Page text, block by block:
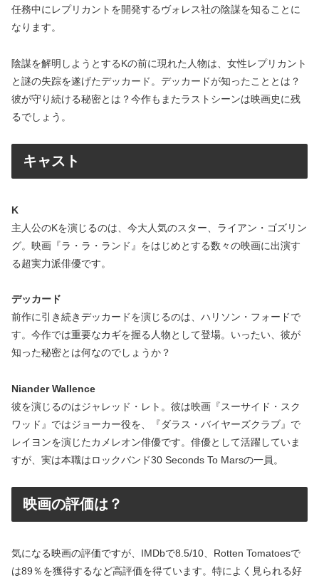
任務中にレプリカントを開発するヴォレス社の陰謀を知ることに
なります。
陰謀を解明しようとするKの前に現れた人物は、女性レプリカント
と謎の失踪を遂げたデッカード。デッカードが知ったこととは？
彼が守り続ける秘密とは？今作もまたラストシーンは映画史に残
るでしょう。
キャスト
K
主人公のKを演じるのは、今大人気のスター、ライアン・ゴズリン
グ。映画『ラ・ラ・ランド』をはじめとする数々の映画に出演す
る超実力派俳優です。
デッカード
前作に引き続きデッカードを演じるのは、ハリソン・フォードで
す。今作では重要なカギを握る人物として登場。いったい、彼が
知った秘密とは何なのでしょうか？
Niander Wallence
彼を演じるのはジャレッド・レト。彼は映画『スーサイド・スク
ワッド』ではジョーカー役を、『ダラス・バイヤーズクラブ』で
レイヨンを演じたカメレオン俳優です。俳優として活躍していま
すが、実は本職はロックバンド30 Seconds To Marsの一員。
映画の評価は？
気になる映画の評価ですが、IMDbで8.5/10、Rotten Tomatoesで
は89％を獲得するなど高評価を得ています。特によく見られる好